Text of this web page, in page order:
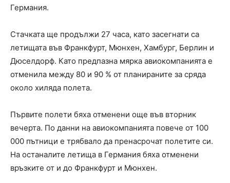
Германия.
Стачката ще продължи 27 часа, като засегнати са
летищата във Франкфурт, Мюнхен, Хамбург, Берлин и
Дюселдорф. Като предпазна мярка авиокомпанията е
отменила между 80 и 90 % от планираните за сряда
около хиляда полета.
Първите полети бяха отменени още във вторник
вечерта. По данни на авиокомпанията повече от 100
000 пътници е трябвало да пренасрочат полетите си.
На останалите летища в Германия бяха отменени
връзките от и до Франкфурт и Мюнхен.